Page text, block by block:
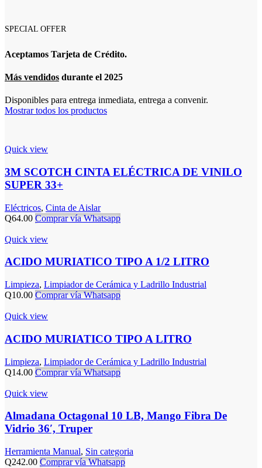
SPECIAL OFFER
Aceptamos Tarjeta de Crédito.
Más vendidos durante el 2025
Disponibles para entrega inmediata, entrega a convenir.
Mostrar todos los productos
Quick view
3M SCOTCH CINTA ELÉCTRICA DE VINILO
SUPER 33+
Eléctricos, Cinta de Aislar
Q64.00 Comprar vía Whatsapp
Quick view
ACIDO MURIATICO TIPO A 1/2 LITRO
Limpieza, Limpiador de Cerámica y Ladrillo Industrial
Q10.00 Comprar vía Whatsapp
Quick view
ACIDO MURIATICO TIPO A LITRO
Limpieza, Limpiador de Cerámica y Ladrillo Industrial
Q14.00 Comprar vía Whatsapp
Quick view
Almadana Octagonal 10 LB, Mango Fibra De
Vidrio 36′, Truper
Herramienta Manual, Sin categoria
Q242.00 Comprar vía Whatsapp